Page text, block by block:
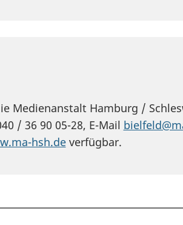
Medienanstalt Hamburg /
/ 36 90 05-28, E-Mail
hsh.deverfügbar.